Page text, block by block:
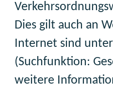
Dies gilt auch an
Internet sind
(Suchfunktion:
weitere